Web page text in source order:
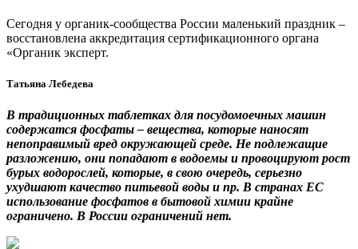
Сегодня у органик-сообщества России маленький праздник –
восстановлена аккредитация сертификационного органа
«Органик эксперт.
Татьяна Лебедева
В традиционных таблетках для посудомоечных машин
содержатся фосфаты – вещества, которые наносят
непоправимый вред окружающей среде. Не подлежащие
разложению, они попадают в водоемы и провоцируют рост
бурых водорослей, которые, в свою очередь, серьезно
ухудшают качество питьевой воды и пр. В странах ЕС
использование фосфатов в бытовой химии крайне
ограничено. В России ограничений нет.